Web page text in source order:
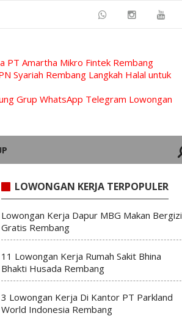
PT Amartha Mikro Fintek Rembang
Syariah Rembang Langkah Halal untuk
Grup WhatsApp Telegram Lowongan
LOWONGAN KERJA TERPOPULER
Lowongan Kerja Dapur MBG Makan Bergizi
Gratis Rembang
11 Lowongan Kerja Rumah Sakit Bhina
Bhakti Husada Rembang
3 Lowongan Kerja Di Kantor PT Parkland
World Indonesia Rembang